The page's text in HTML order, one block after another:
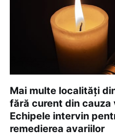
Mai multe localități
fără curent din cauza
Echipele intervin
remedierea avariilor